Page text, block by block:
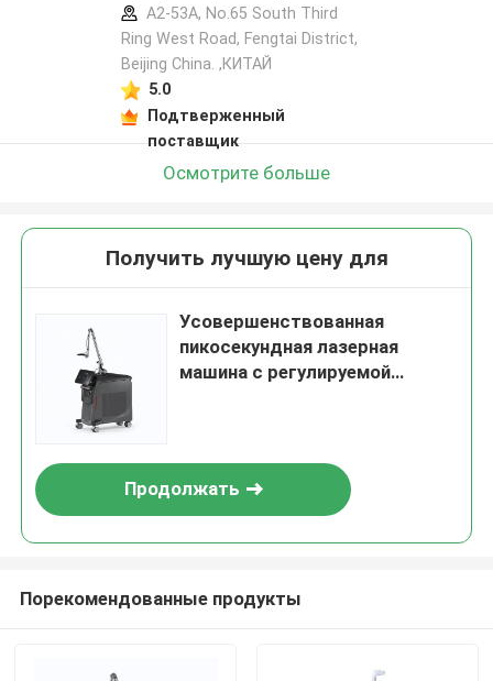
A2-53A, No.65 South Third
Ring West Road, Fengtai District,
Beijing China. ,КИТАЙ
5.0
Подтверженный
поставщик
Осмотрите больше
Получить лучшую цену для
Усовершенствованная
пикосекундная лазерная
машина с регулируемой
Продолжать
Порекомендованные продукты